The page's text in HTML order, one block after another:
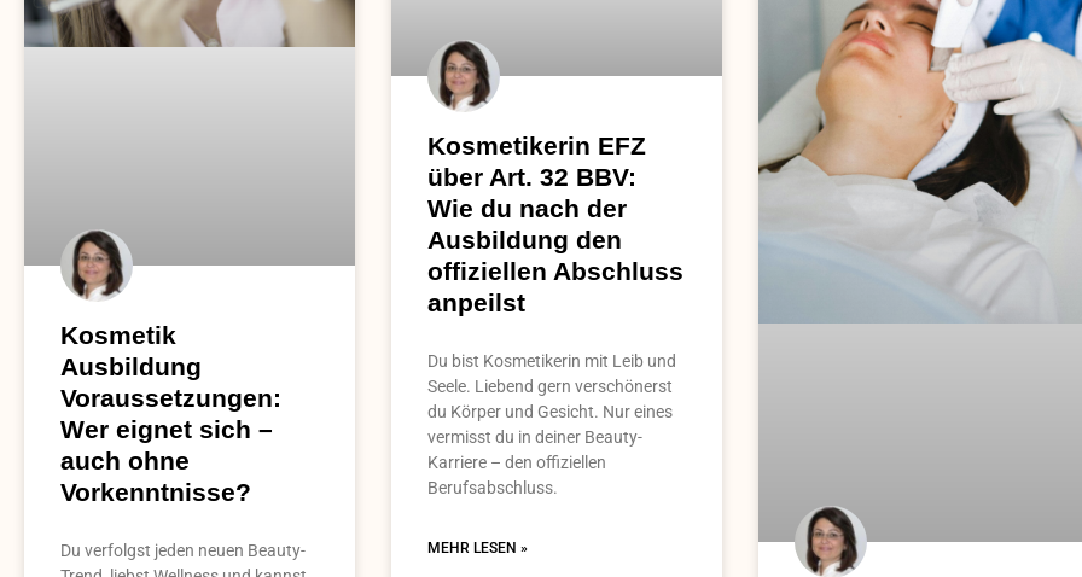
Kosmetik
Ausbildung
Voraussetzungen:
Wer eignet sich –
auch ohne
Vorkenntnisse?
Du verfolgst jeden neuen Beauty-
Kosmetikerin EFZ
über Art. 32 BBV:
Wie du nach der
Ausbildung den
offiziellen Abschluss
anpeilst
Du bist Kosmetikerin mit Leib und
Seele. Liebend gern verschönerst
du Körper und Gesicht. Nur eines
vermisst du in deiner Beauty-
Karriere – den offiziellen
Berufsabschluss.
MEHR LESEN »